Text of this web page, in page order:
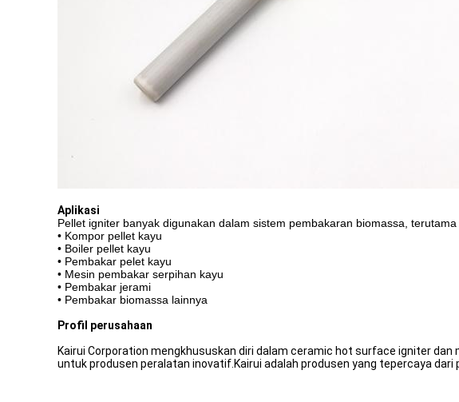
Aplikasi
Pellet igniter banyak digunakan dalam sistem pembakaran biomassa,
• Kompor pellet kayu
• Boiler pellet kayu
• Pembakar pelet kayu
• Mesin pembakar serpihan kayu
• Pembakar jerami
• Pembakar biomassa lainnya
Profil perusahaan
Kairui Corporation mengkhususkan diri dalam ceramic hot surface igniter
untuk produsen peralatan inovatif.Kairui adalah produsen yang tepercaya